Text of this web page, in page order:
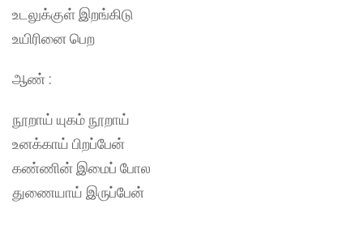
உடலுக்குள் இறங்கிடு
உயிரினை பெற
ஆண் :
நூறாய் யுகம் நூறாய்
உனக்காய் பிறப்பேன்
கண்ணின் இமைப் போல
துணையாய் இருப்பேன்